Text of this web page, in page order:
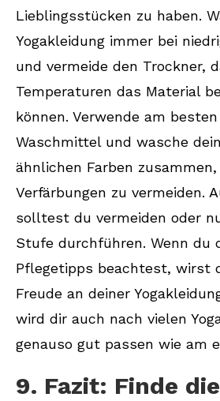
Lieblingsstücken zu haben.
Yogakleidung immer bei
und vermeide den Trockner,
Temperaturen das Material
können. Verwende am
Waschmittel und wasche
ähnlichen Farben
Verfärbungen zu vermeiden.
solltest du vermeiden oder
Stufe durchführen. Wenn du
Pflegetipps beachtest, wirst
Freude an deiner
wird dir auch nach vielen
genauso gut passen wie am
9. Fazit: Finde